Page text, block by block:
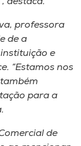
professora
de a
e
“Estamos nos
para a
de